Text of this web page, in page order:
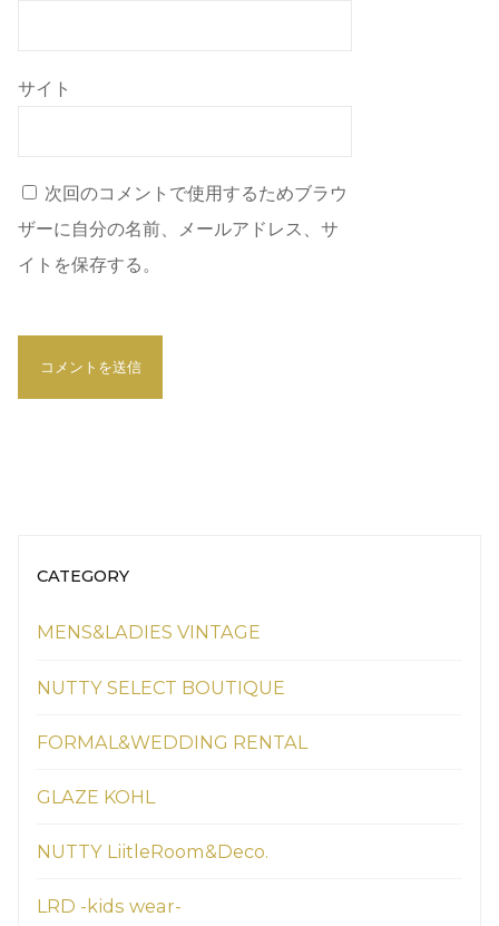
サイト
次回のコメントで使用するためブラウ
ザーに自分の名前、メールアドレス、サ
イトを保存する。
CATEGORY
MENS&LADIES VINTAGE
NUTTY SELECT BOUTIQUE
FORMAL&WEDDING RENTAL
GLAZE KOHL
NUTTY LiitleRoom&Deco.
LRD -kids wear-